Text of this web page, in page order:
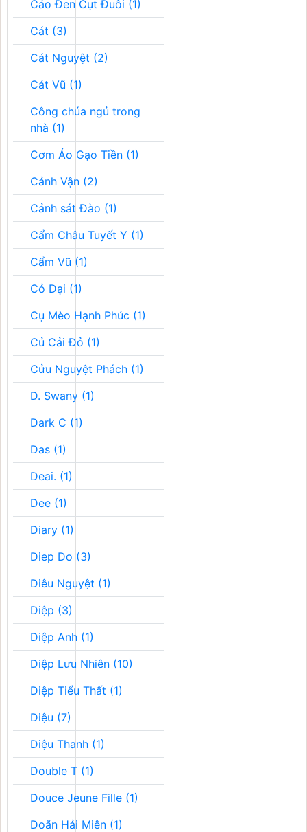
Cáo Đen Cụt Đuôi (1)
Cát (3)
Cát Nguyệt (2)
Cát Vũ (1)
Công chúa ngủ trong
nhà (1)
Cơm Áo Gạo Tiền (1)
Cảnh Vận (2)
Cảnh sát Đào (1)
Cẩm Châu Tuyết Y (1)
Cẩm Vũ (1)
Cỏ Dại (1)
Cụ Mèo Hạnh Phúc (1)
Củ Cải Đỏ (1)
Cửu Nguyệt Phách (1)
D. Swany (1)
Dark C (1)
Das (1)
Deai. (1)
Dee (1)
Diary (1)
Diep Do (3)
Diêu Nguyệt (1)
Diệp (3)
Diệp Anh (1)
Diệp Lưu Nhiên (10)
Diệp Tiểu Thất (1)
Diệu (7)
Diệu Thanh (1)
Double T (1)
Douce Jeune Fille (1)
Doãn Hải Miên (1)